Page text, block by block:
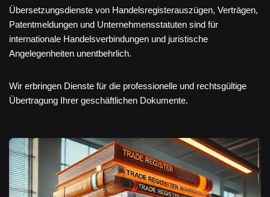
Übersetzungsdienste von Handelsregisterauszügen, Verträgen,
Patentmeldungen und Unternehmensstatuten sind für
internationale Handelsverbindungen und juristische
Angelegenheiten unentbehrlich.
Wir erbringen Dienste für die professionelle und rechtsgültige
Übertragung Ihrer geschäftlichen Dokumente.